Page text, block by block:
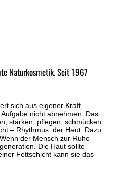
Naturkosmetik. Seit 1967
sich aus eigener Kraft,
nicht abnehmen. Das
stärken, pflegen, schmücken
– Rhythmus der Haut. Dazu
der Mensch zur Ruhe
Die Haut sollte
Fettschicht kann sie das